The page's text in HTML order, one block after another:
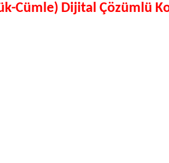
Cümle) Dijital Çözümlü